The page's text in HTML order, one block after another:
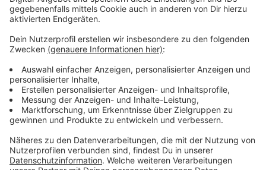
Anzeige
Vorstellen brauchen wir ihn euch nicht. Seit 2003
treibt Jürgen Bangert nun als "Elvis Eifel" seine Späße
am Telefon mit seinen Hörerinnen und Hörern im Radio.
Aber selbst seine 'Opfer' müssen am Ende mit lachen -
wenn auch nicht immer. Und weil Elvis das noch viele
Jahre weitermachen möchte, benötigt er eure
Unterstützung. Ihr habt gerade jemanden im Kopf, dem